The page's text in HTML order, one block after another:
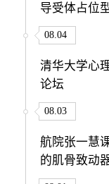
导受体占位
08.04
清华大学心
论坛
08.03
航院张一慧
的肌骨致动